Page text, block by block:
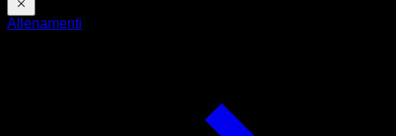
Allenamenti